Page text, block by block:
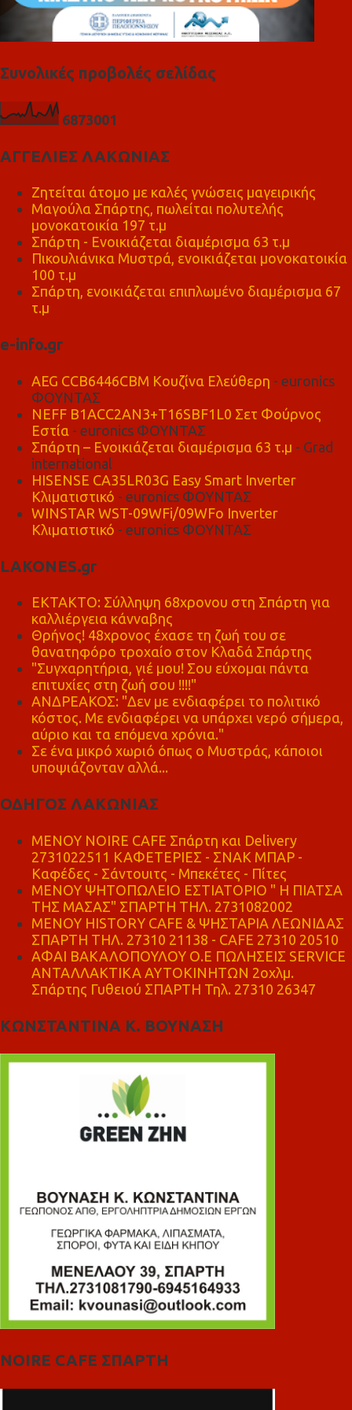
Συνολικές προβολές σελίδας
6873001
ΑΓΓΕΛΙΕΣ ΛΑΚΩΝΙΑΣ
Ζητείται άτομο με καλές γνώσεις μαγειρικής
Μαγούλα Σπάρτης, πωλείται πολυτελής
μονοκατοικία 197 τ.μ
Σπάρτη - Ενοικιάζεται διαμέρισμα 63 τ.μ
Πικουλιάνικα Μυστρά, ενοικιάζεται μονοκατοικία
100 τ.μ
Σπάρτη, ενοικιάζεται επιπλωμένο διαμέρισμα 67
τ.μ
e-info.gr
AEG CCB6446CBM Κουζίνα Ελεύθερη - euronics
ΦΟΥΝΤΑΣ
NEFF B1ACC2AN3+T16SBF1L0 Σετ Φούρνος
Εστία - euronics ΦΟΥΝΤΑΣ
Σπάρτη – Ενοικιάζεται διαμέρισμα 63 τ.μ - Grad
international
HISENSE CA35LR03G Easy Smart Inverter
Κλιματιστικό - euronics ΦΟΥΝΤΑΣ
WINSTAR WST-09WFi/09WFo Inverter
Κλιματιστικό - euronics ΦΟΥΝΤΑΣ
LAKONES.gr
ΕΚΤΑΚΤΟ: Σύλληψη 68χρονου στη Σπάρτη για
καλλιέργεια κάνναβης
Θρήνος! 48χρονος έχασε τη ζωή του σε
θανατηφόρο τροχαίο στον Κλαδά Σπάρτης
"Συγχαρητήρια, γιέ μου! Σου εύχομαι πάντα
επιτυχίες στη ζωή σου !!!!"
ΑΝΔΡΕΑΚΟΣ: "Δεν με ενδιαφέρει το πολιτικό
κόστος. Με ενδιαφέρει να υπάρχει νερό σήμερα,
αύριο και τα επόμενα χρόνια."
Σε ένα μικρό χωριό όπως ο Μυστράς, κάποιοι
υποψιάζονταν αλλά...
ΟΔΗΓΟΣ ΛΑΚΩΝΙΑΣ
MENOY NOIRE CAFE Σπάρτη και Delivery
2731022511 ΚΑΦΕΤΕΡΙΕΣ - ΣΝΑΚ ΜΠΑΡ -
Καφέδες - Σάντουιτς - Μπεκέτες - Πίτες
ΜΕΝΟΥ ΨΗΤΟΠΩΛΕΙΟ ΕΣΤΙΑΤΟΡΙΟ " Η ΠΙΑΤΣΑ
ΤΗΣ ΜΑΣΑΣ" ΣΠΑΡΤΗ ΤΗΛ. 2731082002
ΜΕΝΟΥ HISTORY CAFE & ΨΗΣΤΑΡΙΑ ΛΕΩΝΙΔΑΣ
ΣΠΑΡΤΗ ΤΗΛ. 27310 21138 - CAFE 27310 20510
ΑΦΑΙ ΒΑΚΑΛΟΠΟΥΛΟΥ Ο.Ε ΠΩΛΗΣΕΙΣ SERVICE
ΑΝΤΑΛΛΑΚΤΙΚΑ ΑΥΤΟΚΙΝΗΤΩΝ 2οχλμ.
Σπάρτης Γυθειού ΣΠΑΡΤΗ Τηλ. 27310 26347
ΚΩΝΣΤΑΝΤΙΝΑ Κ. ΒΟΥΝΑΣΗ
NOIRE CAFE ΣΠΑΡΤΗ